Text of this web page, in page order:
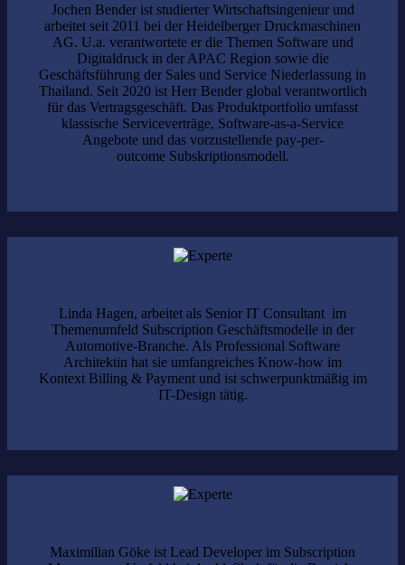
Jochen Bender ist studierter Wirtschaftsingenieur und
arbeitet seit 2011 bei der Heidelberger Druckmaschinen
AG. U.a. verantwortete er die Themen Software und
Digitaldruck in der APAC Region sowie die
Geschäftsführung der Sales und Service Niederlassung in
Thailand. Seit 2020 ist Herr Bender global verantwortlich
für das Vertragsgeschäft. Das Produktportfolio umfasst
klassische Serviceverträge, Software-as-a-Service
Angebote und das vorzustellende pay-per-
outcome Subskriptionsmodell.
Linda Hagen, arbeitet als Senior IT Consultant im
Themenumfeld Subscription Geschäftsmodelle in der
Automotive-Branche. Als Professional Software
Architektin hat sie umfangreiches Know-how im
Kontext Billing & Payment und ist schwerpunktmäßig im
IT-Design tätig.
Maximilian Göke ist Lead Developer im Subscription